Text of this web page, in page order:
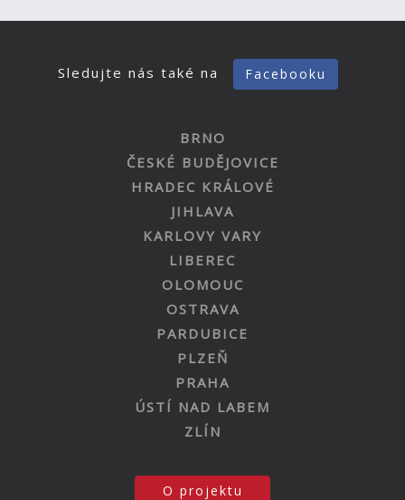
Sledujte nás také na Facebooku
BRNO
ČESKÉ BUDĚJOVICE
HRADEC KRÁLOVÉ
JIHLAVA
KARLOVY VARY
LIBEREC
OLOMOUC
OSTRAVA
PARDUBICE
PLZEŇ
PRAHA
ÚSTÍ NAD LABEM
ZLÍN
O projektu